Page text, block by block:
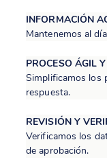
INFORMACIÓN
Mantenemos al
PROCESO ÁGIL
Simplificamos los
respuesta.
REVISIÓN Y
Verificamos los
de aprobación.